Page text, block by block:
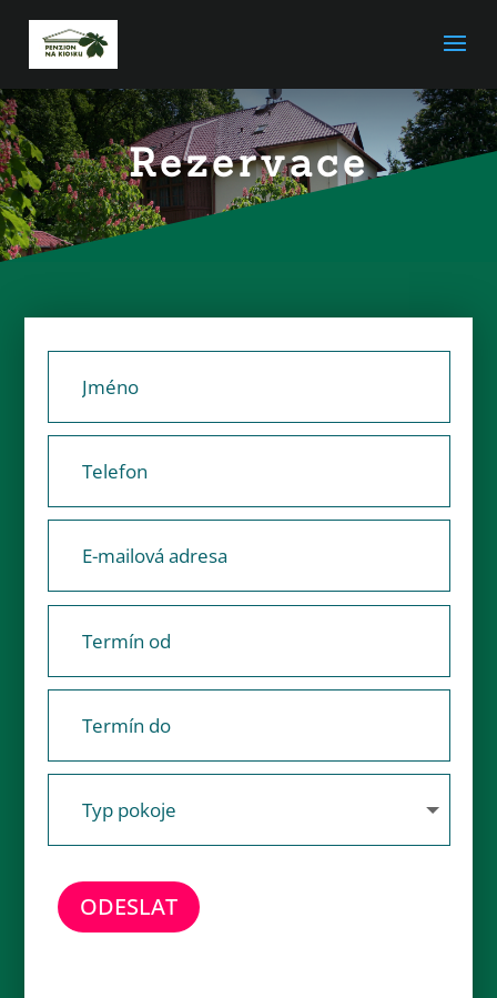
Rezervace
ODESLAT